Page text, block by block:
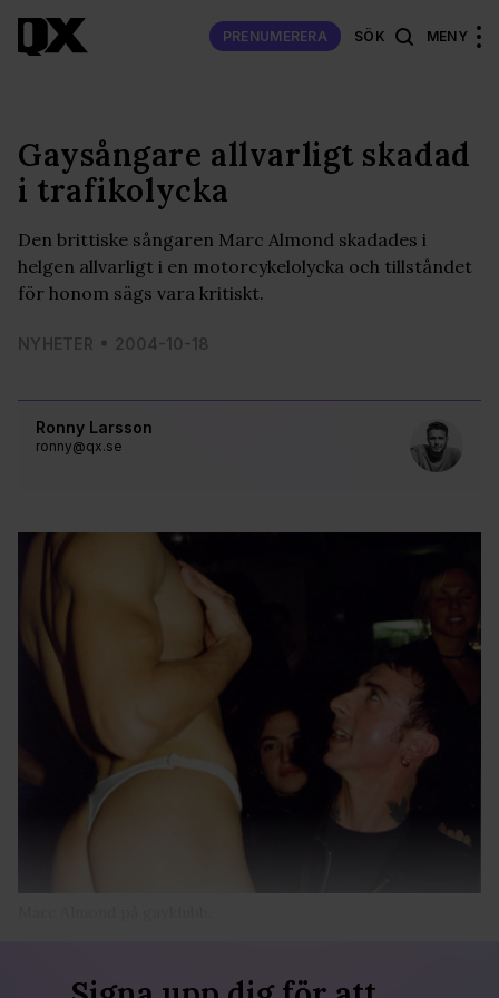
PRENUMERERA SÖK MENY
Ronny Larsson
ronny@qx.se
Gaysångare allvarligt skadad
i trafikolycka
Den brittiske sångaren Marc Almond skadades i
helgen allvarligt i en motorcykelolycka och tillståndet
för honom sägs vara kritiskt.
NYHETER 2004-10-18